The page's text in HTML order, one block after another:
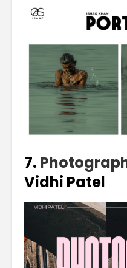
7.
Vidhi Patel